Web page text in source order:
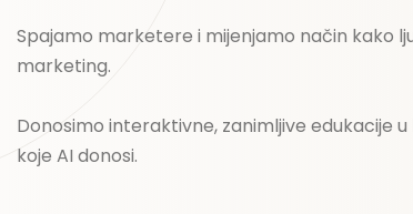
Spajamo marketere i mijenjamo način kako
marketing.
Donosimo interaktivne, zanimljive edukacije
koje AI donosi.